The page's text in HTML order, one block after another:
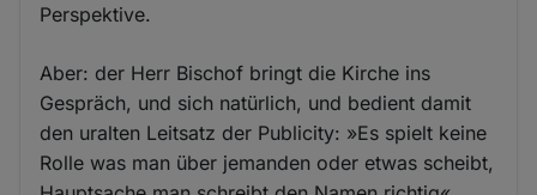
Perspektive.
Aber: der Herr Bischof bringt die Kirche ins
Gespräch, und sich natürlich, und bedient damit
den uralten Leitsatz der Publicity: »Es spielt keine
Rolle was man über jemanden oder etwas scheibt,